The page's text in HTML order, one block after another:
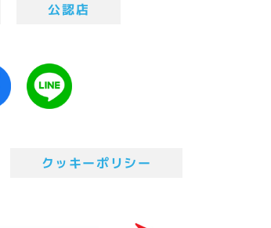
公認店
クッキーポリシー